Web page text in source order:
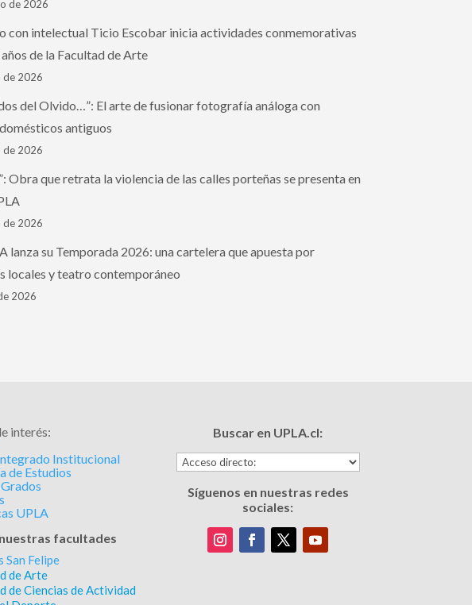
de 2026
con intelectual Ticio Escobar inicia actividades conmemorativas
de la Facultad de Arte
de 2026
del Olvido…”: El arte de fusionar fotografía análoga con
antiguos
de 2026
Obra que retrata la violencia de las calles porteñas se presenta en
de 2026
lanza su Temporada 2026: una cartelera que apuesta por
locales y teatro contemporáneo
2026
interés:
Institucional
de Estudios
UPLA
facultades
San Felipe
de Arte
de Ciencias de Actividad
Buscar en UPLA.cl:
Síguenos en nuestras redes
sociales: